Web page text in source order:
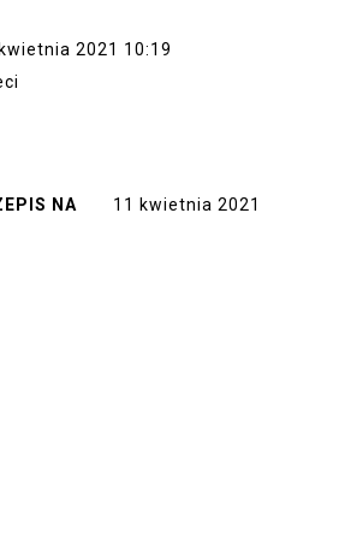
2021 10:19
NA
11 kwietnia 2021